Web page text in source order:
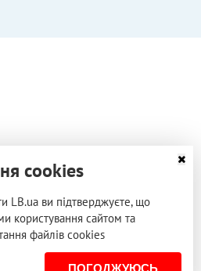
cookies
LB.ua ви підтверджуєте, що
користування сайтом та
файлів cookies
ПОГОДЖУЮСЬ